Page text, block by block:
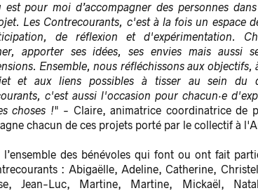
est pour moi d’accompagner des personnes dans
Les Contrecourants, c'est à la fois un espace
de réflexion et d'expérimentation.
apporter ses idées, ses envies mais aussi
Ensemble, nous réfléchissons aux objectifs,
et aux liens possibles à tisser au sein du
c'est aussi l'occasion pour chacun·e
choses !" - Claire, animatrice coordinatrice de
chacun de ces projets porté par le collectif à
des bénévoles qui font ou ont fait
: Abigaëlle, Adeline, Catherine,
Jean-Luc, Martine, Martine, Mickaël,